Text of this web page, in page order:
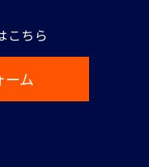
こちら
ーム